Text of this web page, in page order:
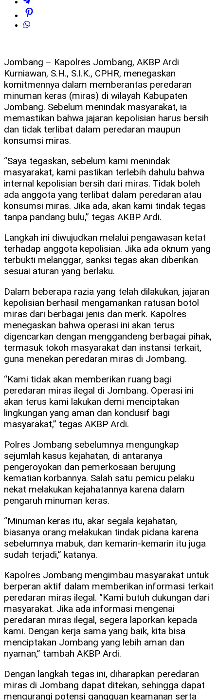
Jombang – Kapolres Jombang, AKBP Ardi
Kurniawan, S.H., S.I.K., CPHR, menegaskan
komitmennya dalam memberantas peredaran
minuman keras (miras) di wilayah Kabupaten
Jombang. Sebelum menindak masyarakat, ia
memastikan bahwa jajaran kepolisian harus bersih
dan tidak terlibat dalam peredaran maupun
konsumsi miras.
“Saya tegaskan, sebelum kami menindak
masyarakat, kami pastikan terlebih dahulu bahwa
internal kepolisian bersih dari miras. Tidak boleh
ada anggota yang terlibat dalam peredaran atau
konsumsi miras. Jika ada, akan kami tindak tegas
tanpa pandang bulu,” tegas AKBP Ardi.
Langkah ini diwujudkan melalui pengawasan ketat
terhadap anggota kepolisian. Jika ada oknum yang
terbukti melanggar, sanksi tegas akan diberikan
sesuai aturan yang berlaku.
Dalam beberapa razia yang telah dilakukan, jajaran
kepolisian berhasil mengamankan ratusan botol
miras dari berbagai jenis dan merk. Kapolres
menegaskan bahwa operasi ini akan terus
digencarkan dengan menggandeng berbagai pihak,
termasuk tokoh masyarakat dan instansi terkait,
guna menekan peredaran miras di Jombang.
“Kami tidak akan memberikan ruang bagi
peredaran miras ilegal di Jombang. Operasi ini
akan terus kami lakukan demi menciptakan
lingkungan yang aman dan kondusif bagi
masyarakat,” tegas AKBP Ardi.
Polres Jombang sebelumnya mengungkap
sejumlah kasus kejahatan, di antaranya
pengeroyokan dan pemerkosaan berujung
kematian korbannya. Salah satu pemicu pelaku
nekat melakukan kejahatannya karena dalam
pengaruh minuman keras.
“Minuman keras itu, akar segala kejahatan,
biasanya orang melakukan tindak pidana karena
sebelumnya mabuk, dan kemarin-kemarin itu juga
sudah terjadi,” katanya.
Kapolres Jombang mengimbau masyarakat untuk
berperan aktif dalam memberikan informasi terkait
peredaran miras ilegal. “Kami butuh dukungan dari
masyarakat. Jika ada informasi mengenai
peredaran miras ilegal, segera laporkan kepada
kami. Dengan kerja sama yang baik, kita bisa
menciptakan Jombang yang lebih aman dan
nyaman,” tambah AKBP Ardi.
Dengan langkah tegas ini, diharapkan peredaran
miras di Jombang dapat ditekan, sehingga dapat
mengurangi potensi gangguan keamanan serta